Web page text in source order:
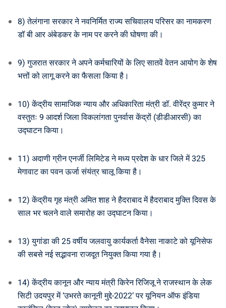
8) तेलंगाना सरकार ने नवनिर्मित राज्य सचिवालय परिसर का नामकरण
डॉ बी आर अंबेडकर के नाम पर करने की घोषणा की।
9) गुजरात सरकार ने अपने कर्मचारियों के लिए सातवें वेतन आयोग के शेष
भत्तों को लागू करने का फैसला किया है।
10) केंद्रीय सामाजिक न्याय और अधिकारिता मंत्री डॉ. वीरेंद्र कुमार ने
वस्तुतः 9 आदर्श जिला विकलांगता पुनर्वास केंद्रों (डीडीआरसी) का
उद्घाटन किया।
11) अदाणी ग्रीन एनर्जी लिमिटेड ने मध्य प्रदेश के धार जिले में 325
मेगावाट का पवन ऊर्जा संयंत्र चालू किया है।
12) केंद्रीय गृह मंत्री अमित शाह ने हैदराबाद में हैदराबाद मुक्ति दिवस के
साल भर चलने वाले समारोह का उद्घाटन किया।
13) युगांडा की 25 वर्षीय जलवायु कार्यकर्ता वैनेसा नाकाटे को यूनिसेफ
की सबसे नई सद्भावना राजदूत नियुक्त किया गया है।
14) केंद्रीय कानून और न्याय मंत्री किरेन रिजिजू ने राजस्थान के लेक
सिटी उदयपुर में ‘उभरते कानूनी मुद्दे-2022’ पर यूनियन ऑफ इंडिया